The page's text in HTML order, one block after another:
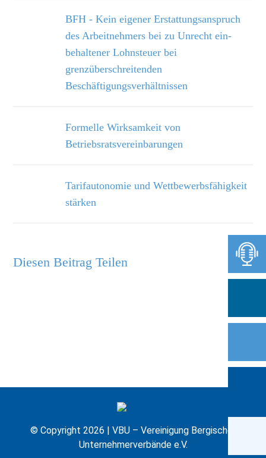
BFH - Kein eigener Erstattungsanspruch
des Arbeitnehmers bei zu Unrecht ein­
behaltener Lohnsteuer bei
grenzüberschreitenden
Beschäftigungsverhältnissen
Formelle Wirksamkeit von
Betriebsratsvereinbarungen
Tarifautonomie und Wettbewerbsfähigkeit
stärken
Diesen Beitrag Teilen
© Copyright 2026 | VBU – Vereinigung Bergischer
Unternehmerverbände e.V.